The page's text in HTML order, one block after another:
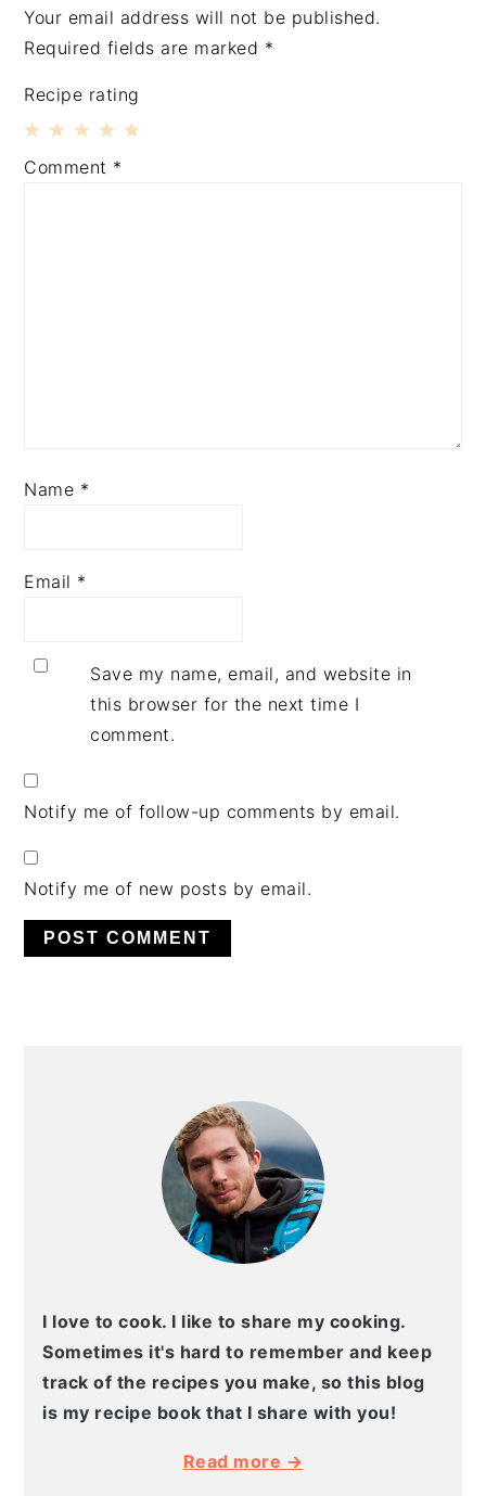
Your email address will not be published.
Required fields are marked *
Recipe rating
4
3
2
1
Comment *
Name *
Email *
Save my name, email, and website in
this browser for the next time I
comment.
Notify me of follow-up comments by email.
Notify me of new posts by email.
I love to cook. I like to share my cooking.
Sometimes it's hard to remember and keep
track of the recipes you make, so this blog
is my recipe book that I share with you!
Read more →